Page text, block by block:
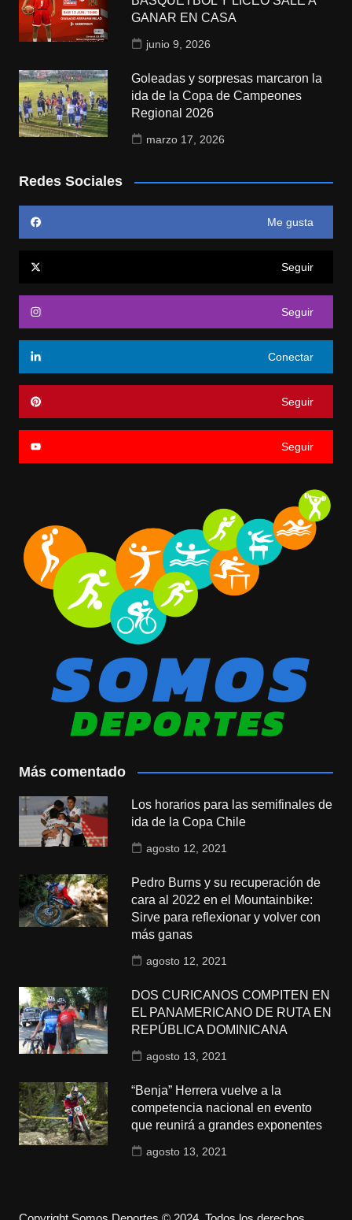
GANAR EN CASA
junio 9, 2026
Goleadas y sorpresas marcaron la
ida de la Copa de Campeones
Regional 2026
marzo 17, 2026
Redes Sociales
Me gusta
Seguir
Seguir
Conectar
Seguir
Seguir
Más comentado
Los horarios para las semifinales de
ida de la Copa Chile
agosto 12, 2021
Pedro Burns y su recuperación de
cara al 2022 en el Mountainbike:
Sirve para reflexionar y volver con
más ganas
agosto 12, 2021
DOS CURICANOS COMPITEN EN
EL PANAMERICANO DE RUTA EN
REPÚBLICA DOMINICANA
agosto 13, 2021
“Benja” Herrera vuelve a la
competencia nacional en evento
que reunirá a grandes exponentes
agosto 13, 2021